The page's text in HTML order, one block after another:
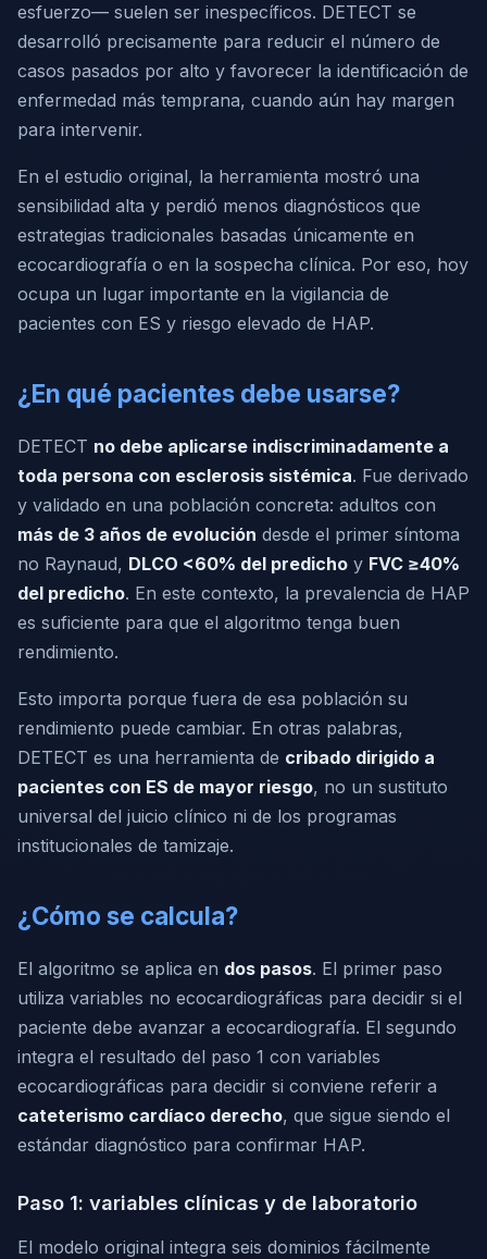
esfuerzo— suelen ser inespecíficos. DETECT se
desarrolló precisamente para reducir el número de
casos pasados por alto y favorecer la identificación de
enfermedad más temprana, cuando aún hay margen
para intervenir.
En el estudio original, la herramienta mostró una
sensibilidad alta y perdió menos diagnósticos que
estrategias tradicionales basadas únicamente en
ecocardiografía o en la sospecha clínica. Por eso, hoy
ocupa un lugar importante en la vigilancia de
pacientes con ES y riesgo elevado de HAP.
¿En qué pacientes debe usarse?
DETECT no debe aplicarse indiscriminadamente a
toda persona con esclerosis sistémica. Fue derivado
y validado en una población concreta: adultos con
más de 3 años de evolución desde el primer síntoma
no Raynaud, DLCO <60% del predicho y FVC ≥40%
del predicho. En este contexto, la prevalencia de HAP
es suficiente para que el algoritmo tenga buen
rendimiento.
Esto importa porque fuera de esa población su
rendimiento puede cambiar. En otras palabras,
DETECT es una herramienta de cribado dirigido a
pacientes con ES de mayor riesgo, no un sustituto
universal del juicio clínico ni de los programas
institucionales de tamizaje.
¿Cómo se calcula?
El algoritmo se aplica en dos pasos. El primer paso
utiliza variables no ecocardiográficas para decidir si el
paciente debe avanzar a ecocardiografía. El segundo
integra el resultado del paso 1 con variables
ecocardiográficas para decidir si conviene referir a
cateterismo cardíaco derecho, que sigue siendo el
estándar diagnóstico para confirmar HAP.
Paso 1: variables clínicas y de laboratorio
El modelo original integra seis dominios fácilmente